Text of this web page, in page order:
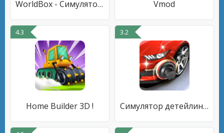
WorldBox - Симулятор Бога Vmod
4.3
Home Builder 3D !
3.2
Симулятор детейлинга авто 2023